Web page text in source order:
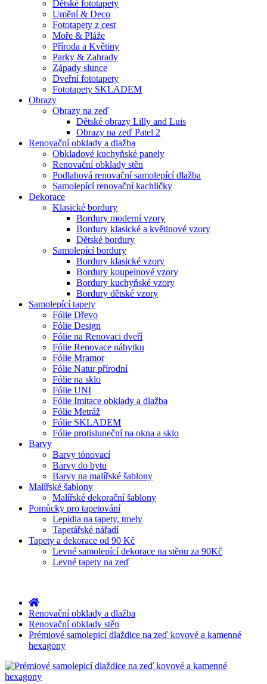
Dětské fototapety
Umění & Deco
Fototapety z cest
Moře & Pláže
Příroda a Květiny
Parky & Zahrady
Západy slunce
Dveřní fototapety
Fototapety SKLADEM
Obrazy
Obrazy na zeď
Dětské obrazy Lilly and Luis
Obrazy na zeď Patel 2
Renovační obklady a dlažba
Obkladové kuchyňské panely
Renovační obklady stěn
Podlahová renovační samolepící dlažba
Samolepící renovační kachličky
Dekorace
Klasické bordury
Bordury moderní vzory
Bordury klasické a květinové vzory
Dětské bordury
Samolepící bordury
Bordury klasické vzory
Bordury koupelnové vzory
Bordury kuchyňské vzory
Bordury dětské vzory
Samolepící tapety
Fólie Dřevo
Fólie Design
Fólie na Renovaci dveří
Fólie Renovace nábytku
Fólie Mramor
Fólie Natur přírodní
Fólie na sklo
Fólie UNI
Fólie Imitace obklady a dlažba
Fólie Metráž
Fólie SKLADEM
Fólie protisluneční na okna a sklo
Barvy
Barvy tónovací
Barvy do bytu
Barvy na malířské šablony
Malířské šablony
Malířské dekorační šablony
Pomůcky pro tapetování
Lepidla na tapety, tmely
Tapetářské nářadí
Tapety a dekorace od 90 Kč
Levné samolepící dekorace na stěnu za 90Kč
Levné tapety na zeď
Renovační obklady a dlažba
Renovační obklady stěn
Prémiové samolepicí dlaždice na zeď kovové a kamenné
hexagony